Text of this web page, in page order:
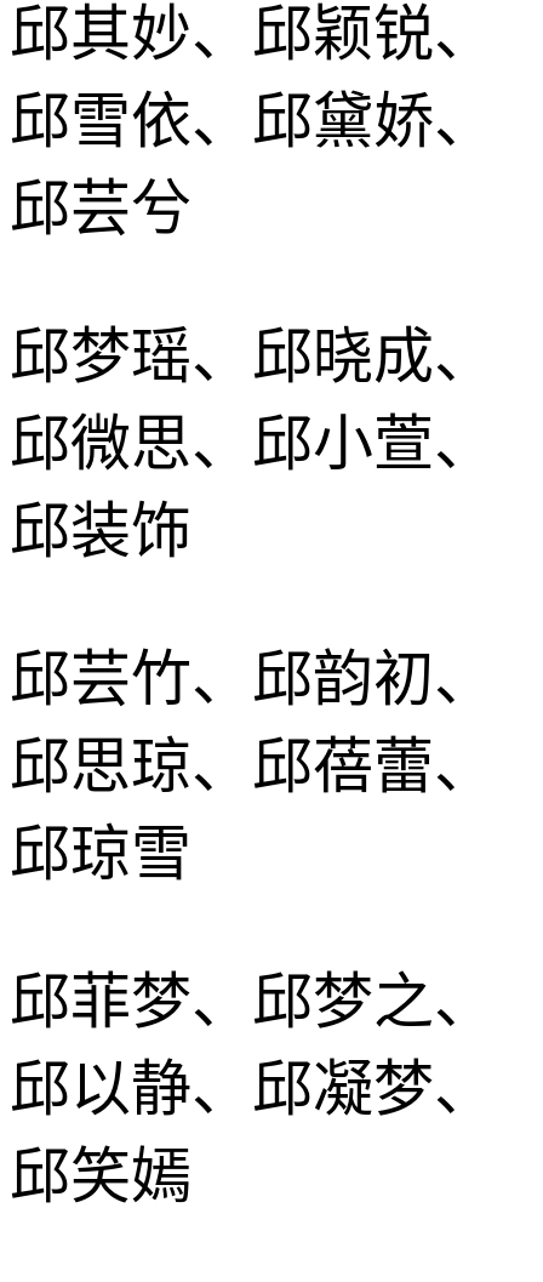
邱其妙、邱颖锐、
邱雪依、邱黛娇、
邱芸兮
邱梦瑶、邱晓成、
邱微思、邱小萱、
邱装饰
邱芸竹、邱韵初、
邱思琼、邱蓓蕾、
邱琼雪
邱菲梦、邱梦之、
邱以静、邱凝梦、
邱笑嫣